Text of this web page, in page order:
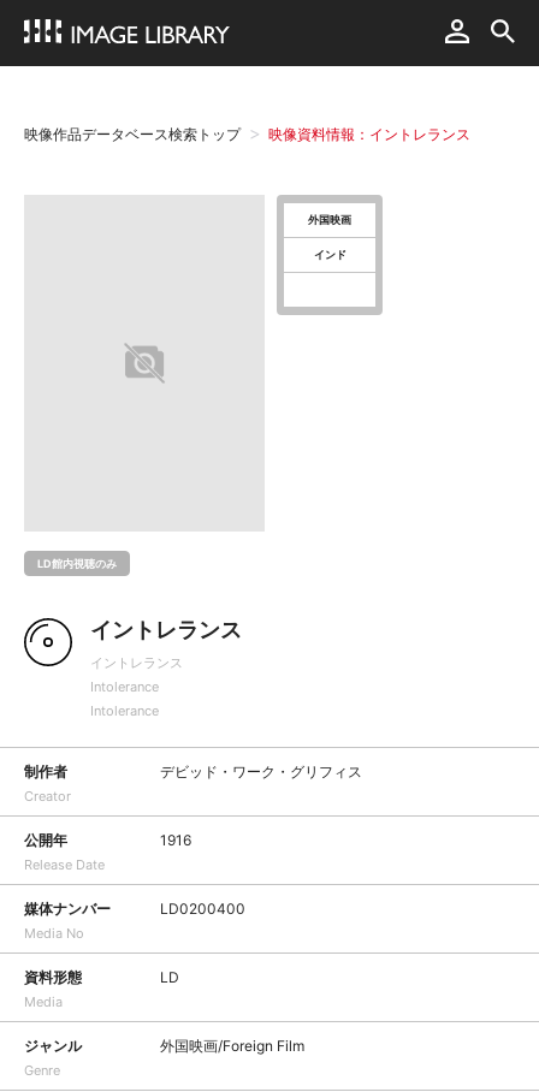
映像作品データベース検索トップ 映像資料情報：イントレランス
LD館内視聴のみ
外国映画
インド
イントレランス
イントレランス
Intolerance
Intolerance
制作者
Creator
デビッド・ワーク・グリフィス
公開年
Release Date
1916
媒体ナンバー
Media No
LD0200400
資料形態
Media
LD
ジャンル
Genre
外国映画/Foreign Film